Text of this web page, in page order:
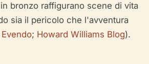
bronzo raffigurano scene di vita
sia il pericolo che l'avventura
Evendo; Howard Williams Blog).